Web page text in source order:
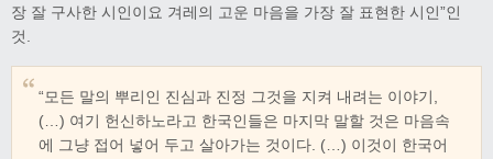
장 잘 구사한 시인이요 겨레의 고운 마음을 가장 잘 표현한 시인”인
것.
“모든 말의 뿌리인 진심과 진정 그것을 지켜 내려는 이야기,
(…) 여기 헌신하노라고 한국인들은 마지막 말할 것은 마음속
에 그냥 접어 넣어 두고 살아가는 것이다. (…) 이것이 한국어